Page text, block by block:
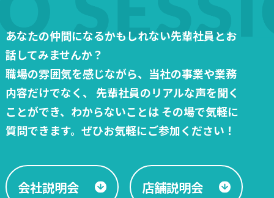
あなたの仲間になるかもしれない先輩社員とお
話してみませんか？
職場の雰囲気を感じながら、当社の事業や業務
内容だけでなく、
先輩社員のリアルな声を聞く
ことができ、わからないことはその場で気軽に
質問できます。ぜひお気軽にご参加ください！
会社説明会 店舗説明会